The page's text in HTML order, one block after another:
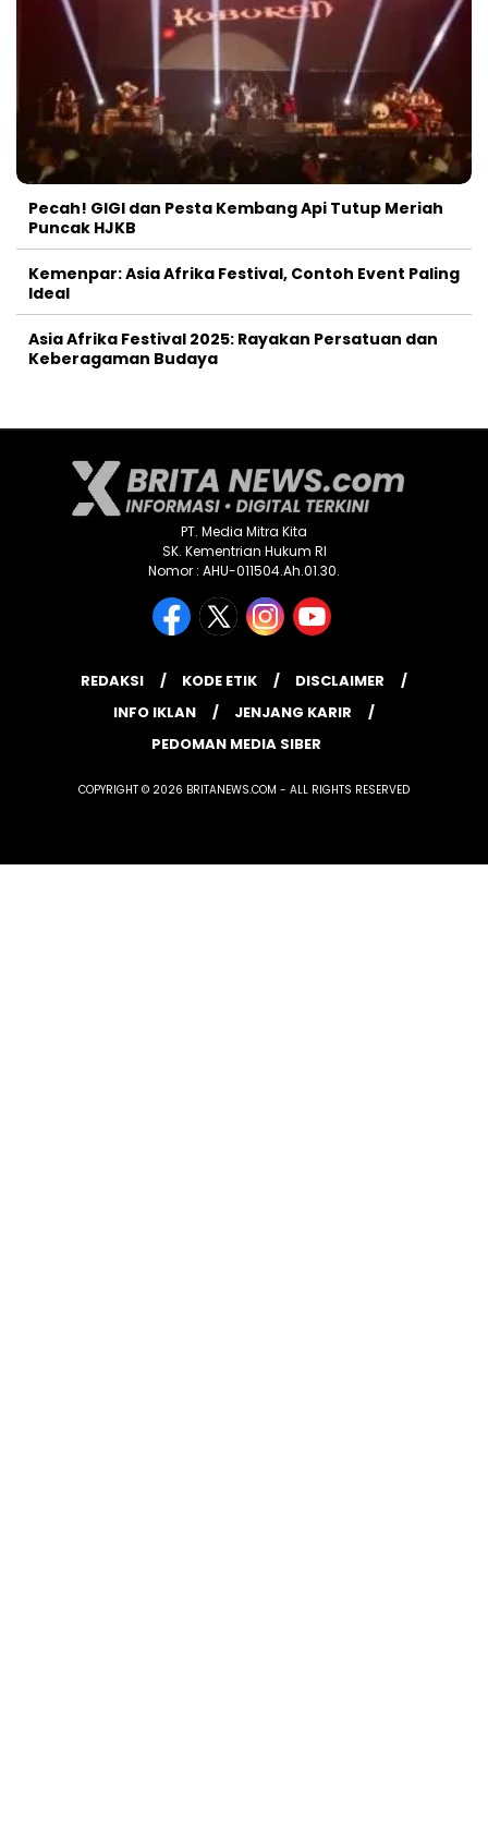
Pecah! GIGI dan Pesta Kembang Api Tutup Meriah
Puncak HJKB
Kemenpar: Asia Afrika Festival, Contoh Event Paling
Ideal
Asia Afrika Festival 2025: Rayakan Persatuan dan
Keberagaman Budaya
PT. Media Mitra Kita
SK. Kementrian Hukum RI
Nomor : AHU-011504.Ah.01.30.
REDAKSI KODE ETIK
DISCLAIMER
INFO IKLAN
JENJANG KARIR
PEDOMAN MEDIA SIBER
COPYRIGHT © 2026 BRITANEWS.COM - ALL RIGHTS RESERVED